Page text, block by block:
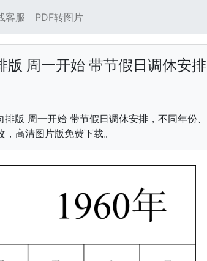
客服 PDF转图片
周一开始 带节假日调休安排
版 周一开始 带节假日调休安排，不同年份、
高清图片版免费下载。